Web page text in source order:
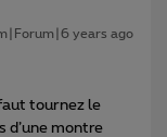
years ago
tournez le
d’une montre